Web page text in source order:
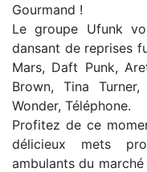
Gourmand !
Le groupe Ufunk
dansant de reprises
Mars, Daft Punk,
Brown, Tina
Wonder, Téléphone.
Profitez de ce
délicieux mets
ambulants du